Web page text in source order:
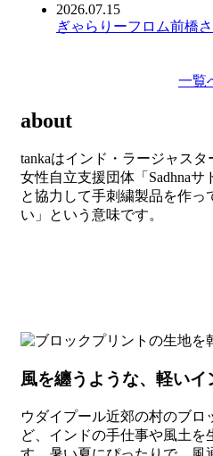
2026.07.15
ぎゃらりーフロム前橋
一覧
about
tankaはインド・ラージャス
女性自立支援団体「Sadhnaサ
と協力して手刺繍製品を作っ
い」という意味です。
風を纏うような、軽いイ
ウダイプール近郊の村のブロ
ど、インドの手仕事や風土を